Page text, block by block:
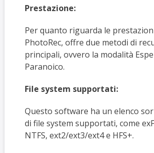
Prestazione:
Per quanto riguarda le
PhotoRec, offre due metodi di
principali, ovvero la modalità
Paranoico.
File system supportati:
Questo software ha un elenco
di file system supportati, come
NTFS, ext2/ext3/ext4 e HFS+.